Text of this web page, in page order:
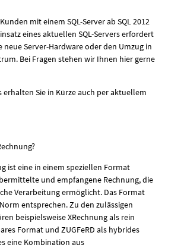
mit einem SQL-Server ab SQL 2012
eines aktuellen SQL-Servers erfordert
neue Server-Hardware oder den Umzug in
Bei Fragen stehen wir Ihnen hier gerne
erhalten Sie in Kürze auch per aktuellem
ist eine in einem speziellen Format
und empfangene Rechnung, die
Verarbeitung ermöglicht. Das Format
entsprechen. Zu den zulässigen
beispielsweise XRechnung als rein
Format und ZUGFeRD als hybrides
eine Kombination aus